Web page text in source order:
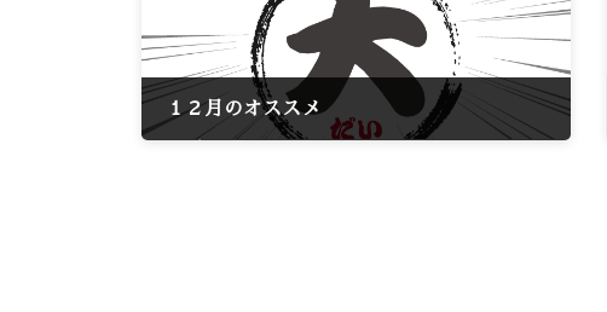
１２月のオススメ